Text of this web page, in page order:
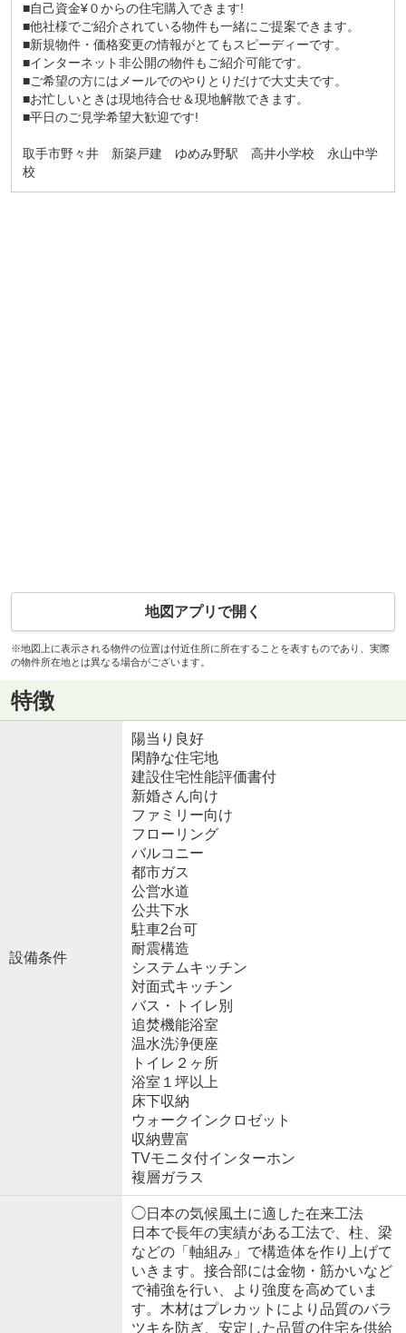
■自己資金¥０からの住宅購入できます!
■他社様でご紹介されている物件も一緒にご提案できます。
■新規物件・価格変更の情報がとてもスピーディーです。
■インターネット非公開の物件もご紹介可能です。
■ご希望の方にはメールでのやりとりだけで大丈夫です。
■お忙しいときは現地待合せ＆現地解散できます。
■平日のご見学希望大歓迎です!
取手市野々井 新築戸建 ゆめみ野駅 高井小学校 永山中学
校
地図アプリで開く
※地図上に表示される物件の位置は付近住所に所在することを表すものであり、実際
の物件所在地とは異なる場合がございます。
特徴
設備条件
陽当り良好
閑静な住宅地
建設住宅性能評価書付
新婚さん向け
ファミリー向け
フローリング
バルコニー
都市ガス
公営水道
公共下水
駐車2台可
耐震構造
システムキッチン
対面式キッチン
バス・トイレ別
追焚機能浴室
温水洗浄便座
トイレ２ヶ所
浴室１坪以上
床下収納
ウォークインクロゼット
収納豊富
TVモニタ付インターホン
複層ガラス
◯日本の気候風土に適した在来工法
日本で長年の実績がある工法で、柱、梁
などの「軸組み」で構造体を作り上げて
いきます。接合部には金物・筋かいなど
で補強を行い、より強度を高めていま
す。木材はプレカットにより品質のバラ
ツキを防ぎ、安定した品質の住宅を供給